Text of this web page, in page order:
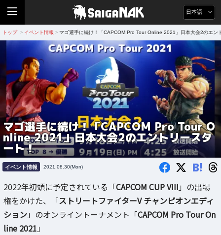
日本語
トップ > イベント情報 > マゴ選手に続け！「CAPCOM Pro Tour Online 2021」日本大会2のエン
マゴ選手に続け！「CAPCOM Pro Tour O
nline 2021」日本大会2のエントリースタ
ート！
イベント情報 2021.08.30(Mon) B!
2022年初頭に予定されている「CAPCOM CUP VIII 」の出場
権をかけた、「ストリートファイターV チャンピオンエディ
ション」のオンライントーナメント「CAPCOM Pro Tour On
line 2021 」